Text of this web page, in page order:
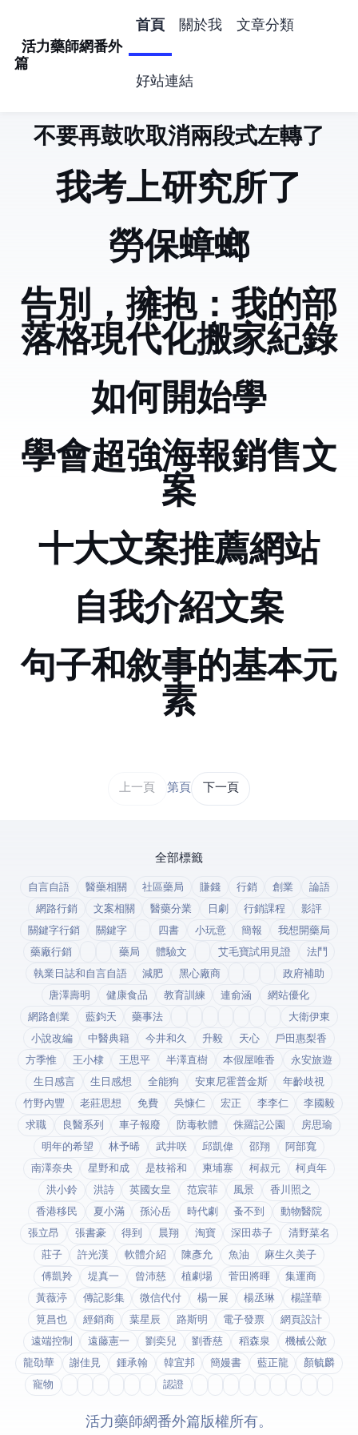
活力藥師網番外
篇
首頁 關於我 文章分類
好站連結
活力藥師網番外
不要再鼓吹取消兩段式左轉了
我考上研究所了
勞保蟑螂
告別 Hugo，擁抱 Astro：我的部
落格現代化搬家紀錄
如何開始學python
學會超強海報銷售文
案
十大文案推薦網站
自我介紹文案
句子和敘事的基本元
素
上一頁 第 1 / 43 頁 下一頁
全部標籤
自言自語 醫藥相關 社區藥局 賺錢 行銷 創業
論語
網路行銷
文案相關 醫藥分業 日劇 行銷課程
影評
關鍵字行銷
關鍵字 四書 小玩意 簡報
我想開藥局
藥廠行銷
藥局 體驗文 艾毛寶試用見證
法鬥
執業日誌和自言自語
減肥 黑心廠商
政府補助
唐澤壽明
健康食品 教育訓練 連俞涵
網站優化
網路創業
藍鈞天 藥事法
大衛伊東
小說改編
中醫典籍 今井和久 升毅 天心
戶田惠梨香
方季惟
王小棣 王思平 半澤直樹 本假屋唯香
永安旅遊
生日感言
生日感想 全能狗 安東尼霍普金斯
年齡歧視
竹野內豐
老莊思想 免費 吳慷仁 宏正 李李仁
李國毅
求職
良醫系列 車子報廢 防毒軟體 侏羅記公園
房思瑜
明年的希望
林予晞 武井咲 邱凱偉 邵翔
阿部寬
南澤奈央
星野和成 是枝裕和 柬埔寨 柯叔元
柯貞年
洪小鈴
洪詩 英國女皇 范宸菲 風景
香川照之
香港移民
夏小滿 孫沁岳 時代劇 蚤不到
動物醫院
張立昂
張書豪 得到app 晨翔 淘寶 深田恭子
清野菜名
莊子
許光漢 軟體介紹 陳彥允 魚油
麻生久美子
傅凱羚
堤真一 曾沛慈 植劇場 菅田將暉
集運商
黃薇渟
傳記影集 微信代付 楊一展 楊丞琳
楊謹華
筧昌也
經銷商 葉星辰 路斯明 電子發票
網頁設計
遠端控制
遠藤憲一 劉奕兒 劉香慈 稻森泉
機械公敵
龍劭華
謝佳見 鍾承翰 韓宜邦 簡嫚書 藍正龍
顏毓麟
寵物
fda認證
© 2026 活力藥師網番外篇. 版權所有。